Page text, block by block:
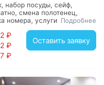
набор посуды, сейф,
смена полотенец,
номера, услуги
стол, стулья, шкаф, с
фен
Подробнее
₽
₽
₽
Оставить заявку